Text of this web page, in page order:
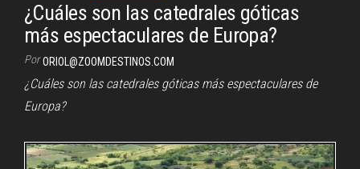
¿Cuáles son las catedrales góticas
más espectaculares de Europa?
Por ORIOL@ZOOMDESTINOS.COM
¿Cuáles son las catedrales góticas más espectaculares de
Europa?